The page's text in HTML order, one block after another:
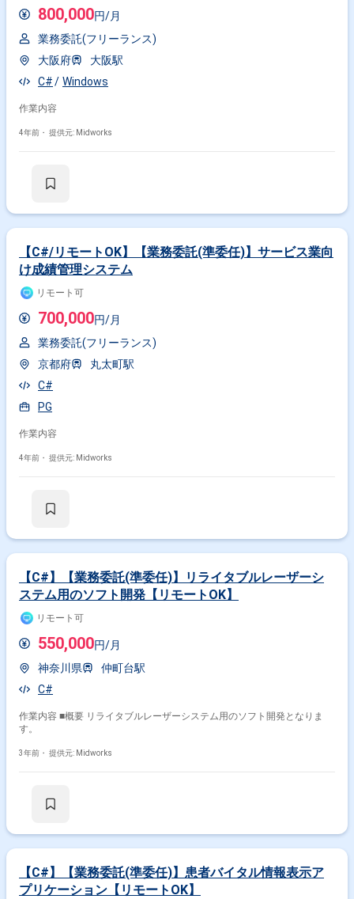
800,000円/月
業務委託(フリーランス)
大阪府
大阪駅
C#
Windows
作業内容
4年前・ 提供元: Midworks
【C#/リモートOK】【業務委託(準委任)】サービス業向
け成績管理システム
リモート可
700,000円/月
業務委託(フリーランス)
京都府
丸太町駅
C#
PG
作業内容
4年前・ 提供元: Midworks
【C#】【業務委託(準委任)】リライタブルレーザーシ
ステム用のソフト開発【リモートOK】
リモート可
550,000円/月
神奈川県
仲町台駅
C#
作業内容 ■概要 リライタブルレーザーシステム用のソフト開発となりま
す。
3年前・ 提供元: Midworks
【C#】【業務委託(準委任)】患者バイタル情報表示ア
プリケーション【リモートOK】